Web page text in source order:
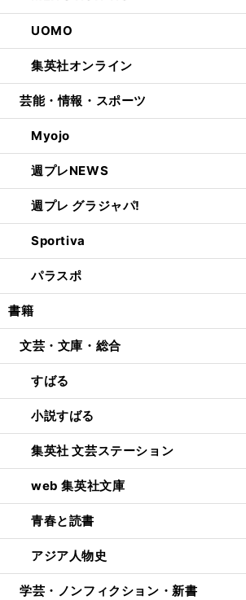
UOMO
集英社オンライン
芸能・情報・スポーツ
Myojo
週プレNEWS
週プレ グラジャパ!
Sportiva
パラスポ
書籍
文芸・文庫・総合
すばる
小説すばる
集英社 文芸ステーション
web 集英社文庫
青春と読書
アジア人物史
学芸・ノンフィクション・新書